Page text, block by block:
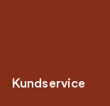
Kundservice